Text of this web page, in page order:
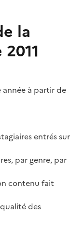
la
à partir de
entrés sur
par genre, par
contenu fait
des